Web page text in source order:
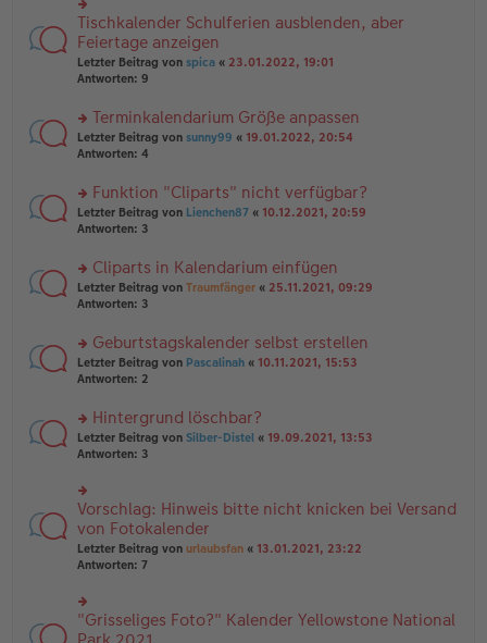
a
g
es
e
n
er
B
a
g
u
n
g
el
es
er
B
ei
a
g
rs
te
r
u
n
el
es
e
B
ei
tr
g
Tischkalender Schulferien ausblenden, aber
Feiertage anzeigen
Letzter Beitrag von spica « 23.01.2022, 19:01
Antworten: 9
rs
te
n
g
el
e
n
er
tr
a
g
Terminkalendarium Größe anpassen
Letzter Beitrag von sunny99 « 19.01.2022, 20:54
Antworten: 4
rs
te
n
g
el
e
n
er
tr
a
g
Funktion "Cliparts" nicht verfügbar?
Letzter Beitrag von Lienchen87 « 10.12.2021, 20:59
Antworten: 3
rs
te
n
g
el
e
n
er
tr
a
g
Cliparts in Kalendarium einfügen
Letzter Beitrag von Traumfänger « 25.11.2021, 09:29
Antworten: 3
rs
te
n
g
el
e
n
er
B
ei
tr
g
Geburtstagskalender selbst erstellen
Letzter Beitrag von Pascalinah « 10.11.2021, 15:53
Antworten: 2
rs
te
u
n
g
el
es
e
er
B
ei
Hintergrund löschbar?
Letzter Beitrag von Silber-Distel « 19.09.2021, 13:53
Antworten: 3
rs
te
r
u
n
el
es
e
Vorschlag: Hinweis bitte nicht knicken bei Versand
von Fotokalender
Letzter Beitrag von urlaubsfan « 13.01.2021, 23:22
Antworten: 7
rs
te
"Grisseliges Foto?" Kalender Yellowstone National